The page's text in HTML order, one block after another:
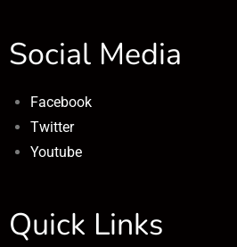
Social Media
Facebook
Twitter
Youtube
Quick Links